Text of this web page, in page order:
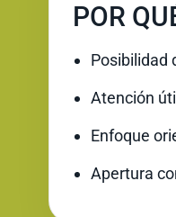
POR
Posibilidad
Atención
Enfoque
Apertura